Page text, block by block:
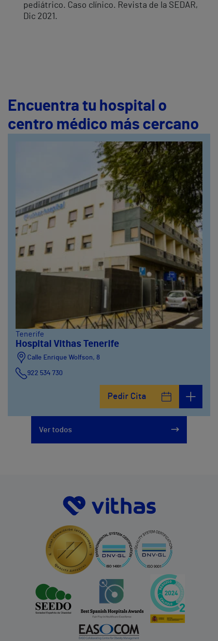
pediátrico. Caso clínico. Revista de la SEDAR,
Dic 2021.
Encuentra tu hospital o
centro médico más cercano
Tenerife
Hospital Vithas Tenerife
Calle Enrique Wolfson, 8
922 534 730
Pedir Cita
Ver todos